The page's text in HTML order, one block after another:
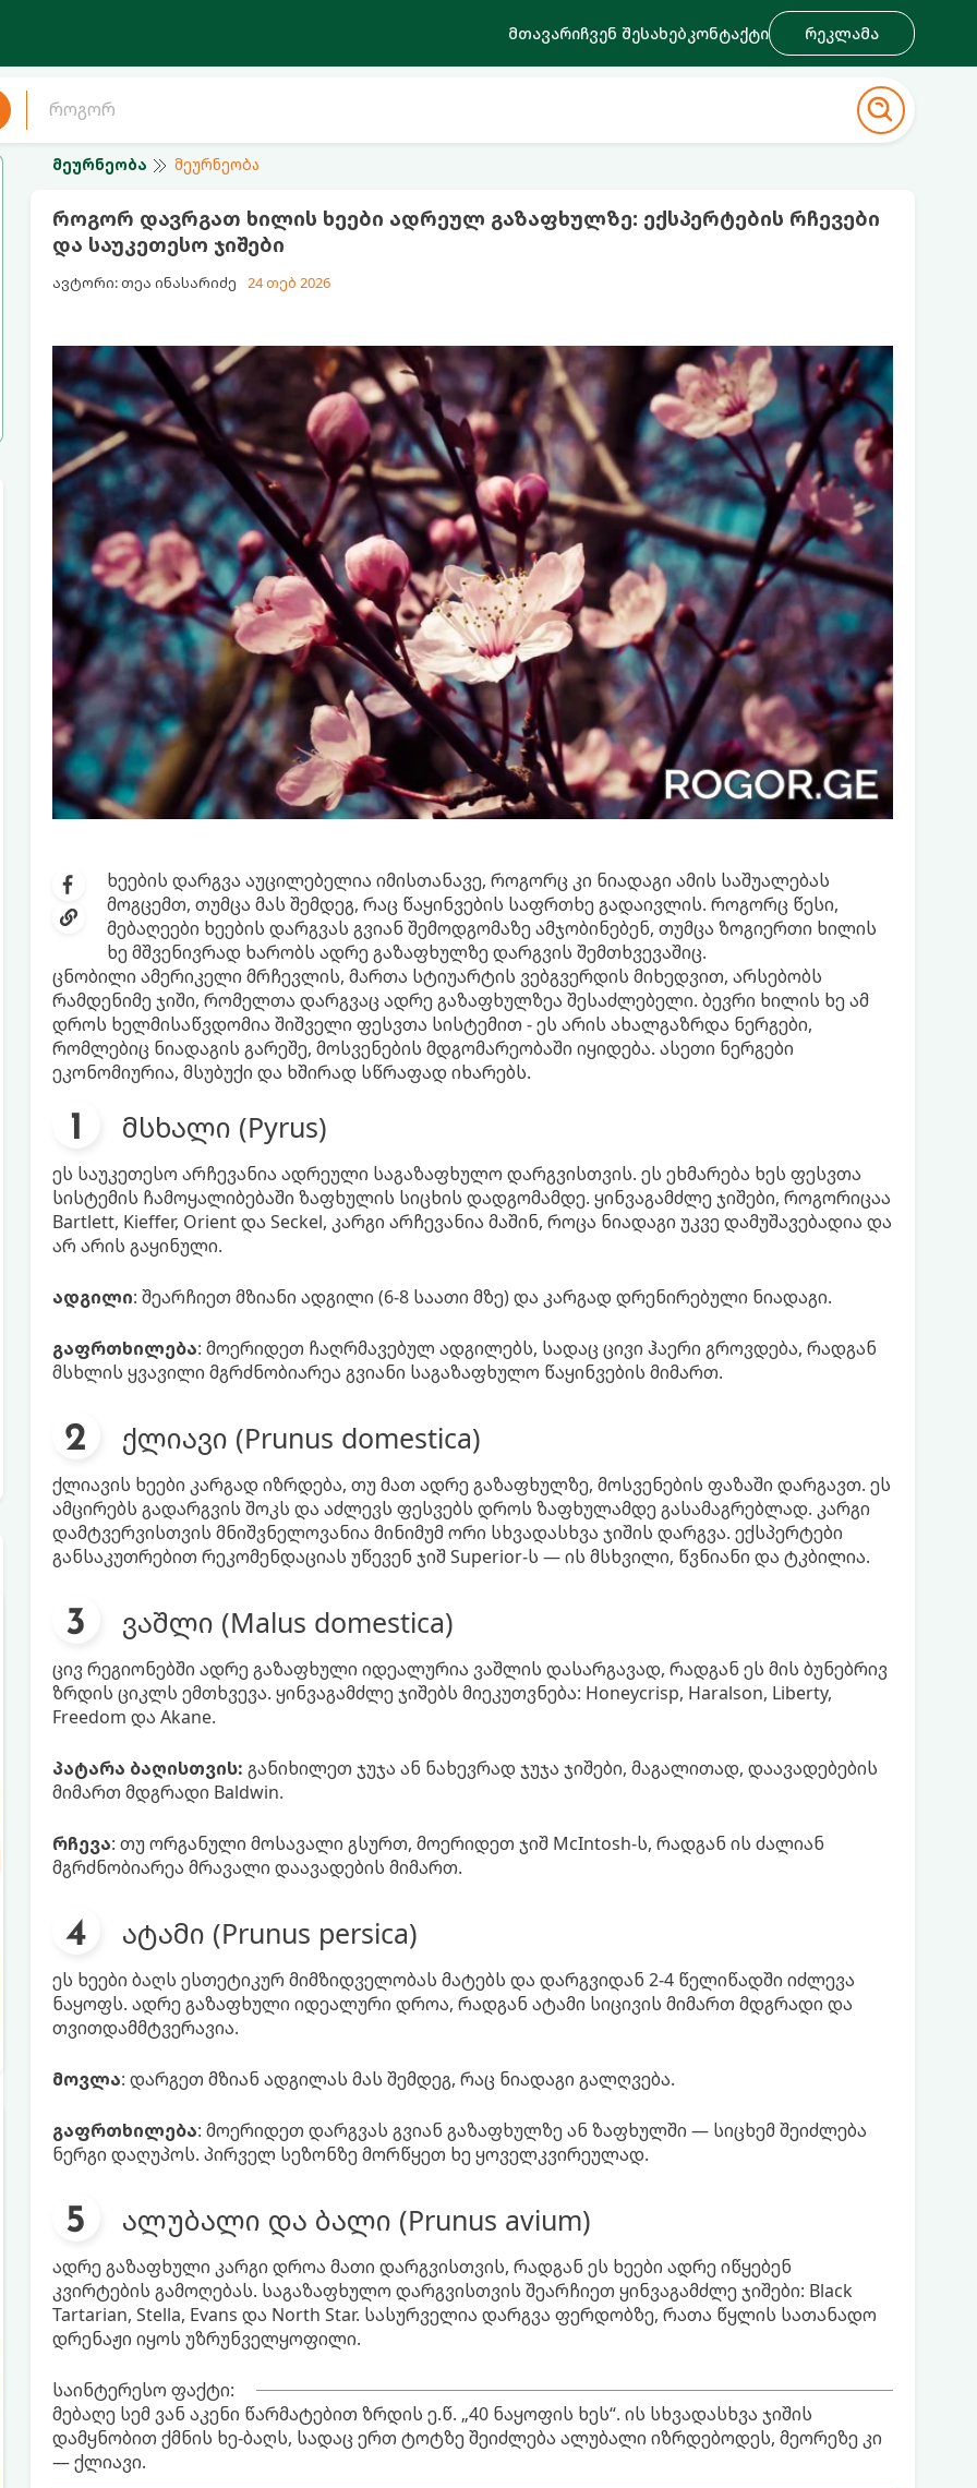
მთავარიჩვენ შესახებკონტაქტი რეკლამა
მეურნეობა მეურნეობა
როგორ დავრგათ ხილის ხეები ადრეულ გაზაფხულზე: ექსპერტების რჩევები
და საუკეთესო ჯიშები
ავტორი: თეა ინასარიძე 24 თებ 2026
ხეების დარგვა აუცილებელია იმისთანავე, როგორც კი ნიადაგი ამის საშუალებას
მოგცემთ, თუმცა მას შემდეგ, რაც წაყინვების საფრთხე გადაივლის. როგორც წესი,
მებაღეები ხეების დარგვას გვიან შემოდგომაზე ამჯობინებენ, თუმცა ზოგიერთი ხილის
ხე მშვენივრად ხარობს ადრე გაზაფხულზე დარგვის შემთხვევაშიც.
ცნობილი ამერიკელი მრჩევლის, მართა სტიუარტის ვებგვერდის მიხედვით, არსებობს
რამდენიმე ჯიში, რომელთა დარგვაც ადრე გაზაფხულზეა შესაძლებელი. ბევრი ხილის ხე ამ
დროს ხელმისაწვდომია შიშველი ფესვთა სისტემით - ეს არის ახალგაზრდა ნერგები,
რომლებიც ნიადაგის გარეშე, მოსვენების მდგომარეობაში იყიდება. ასეთი ნერგები
ეკონომიურია, მსუბუქი და ხშირად სწრაფად იხარებს.
მსხალი (Pyrus)
ეს საუკეთესო არჩევანია ადრეული საგაზაფხულო დარგვისთვის. ეს ეხმარება ხეს ფესვთა
სისტემის ჩამოყალიბებაში ზაფხულის სიცხის დადგომამდე. ყინვაგამძლე ჯიშები, როგორიცაა
Bartlett, Kieffer, Orient და Seckel, კარგი არჩევანია მაშინ, როცა ნიადაგი უკვე დამუშავებადია და
არ არის გაყინული.
ადგილი: შეარჩიეთ მზიანი ადგილი (6-8 საათი მზე) და კარგად დრენირებული ნიადაგი.
გაფრთხილება: მოერიდეთ ჩაღრმავებულ ადგილებს, სადაც ცივი ჰაერი გროვდება, რადგან
მსხლის ყვავილი მგრძნობიარეა გვიანი საგაზაფხულო წაყინვების მიმართ.
ქლიავი (Prunus domestica)
ქლიავის ხეები კარგად იზრდება, თუ მათ ადრე გაზაფხულზე, მოსვენების ფაზაში დარგავთ. ეს
ამცირებს გადარგვის შოკს და აძლევს ფესვებს დროს ზაფხულამდე გასამაგრებლად. კარგი
დამტვერვისთვის მნიშვნელოვანია მინიმუმ ორი სხვადასხვა ჯიშის დარგვა. ექსპერტები
განსაკუთრებით რეკომენდაციას უწევენ ჯიშ Superior-ს — ის მსხვილი, წვნიანი და ტკბილია.
ვაშლი (Malus domestica)
ცივ რეგიონებში ადრე გაზაფხული იდეალურია ვაშლის დასარგავად, რადგან ეს მის ბუნებრივ
ზრდის ციკლს ემთხვევა. ყინვაგამძლე ჯიშებს მიეკუთვნება: Honeycrisp, Haralson, Liberty,
Freedom და Akane.
პატარა ბაღისთვის: განიხილეთ ჯუჯა ან ნახევრად ჯუჯა ჯიშები, მაგალითად, დაავადებების
მიმართ მდგრადი Baldwin.
რჩევა: თუ ორგანული მოსავალი გსურთ, მოერიდეთ ჯიშ McIntosh-ს, რადგან ის ძალიან
მგრძნობიარეა მრავალი დაავადების მიმართ.
ატამი (Prunus persica)
ეს ხეები ბაღს ესთეტიკურ მიმზიდველობას მატებს და დარგვიდან 2-4 წელიწადში იძლევა
ნაყოფს. ადრე გაზაფხული იდეალური დროა, რადგან ატამი სიცივის მიმართ მდგრადი და
თვითდამმტვერავია.
მოვლა: დარგეთ მზიან ადგილას მას შემდეგ, რაც ნიადაგი გალღვება.
გაფრთხილება: მოერიდეთ დარგვას გვიან გაზაფხულზე ან ზაფხულში — სიცხემ შეიძლება
ნერგი დაღუპოს. პირველ სეზონზე მორწყეთ ხე ყოველკვირეულად.
ალუბალი და ბალი (Prunus avium)
ადრე გაზაფხული კარგი დროა მათი დარგვისთვის, რადგან ეს ხეები ადრე იწყებენ
კვირტების გამოღებას. საგაზაფხულო დარგვისთვის შეარჩიეთ ყინვაგამძლე ჯიშები: Black
Tartarian, Stella, Evans და North Star. სასურველია დარგვა ფერდობზე, რათა წყლის სათანადო
დრენაჟი იყოს უზრუნველყოფილი.
საინტერესო ფაქტი:
მებაღე სემ ვან აკენი წარმატებით ზრდის ე.წ. „40 ნაყოფის ხეს“. ის სხვადასხვა ჯიშის
დამყნობით ქმნის ხე-ბაღს, სადაც ერთ ტოტზე შეიძლება ალუბალი იზრდებოდეს, მეორეზე კი
— ქლიავი.